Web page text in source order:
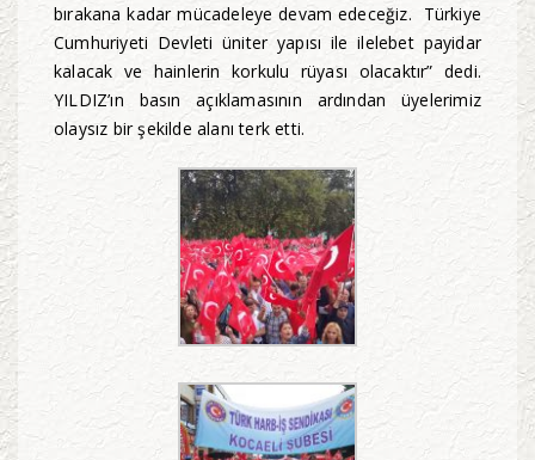
bırakana kadar mücadeleye devam edeceğiz. Türkiye
Cumhuriyeti Devleti üniter yapısı ile ilelebet payidar
kalacak ve hainlerin korkulu rüyası olacaktır” dedi.
YILDIZ’ın basın açıklamasının ardından üyelerimiz
olaysız bir şekilde alanı terk etti.